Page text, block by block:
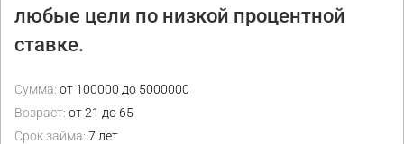
любые цели по низкой процентной
ставке.
Сумма: от 100000 до 5000000
Возраст: от 21 до 65
Срок займа: 7 лет